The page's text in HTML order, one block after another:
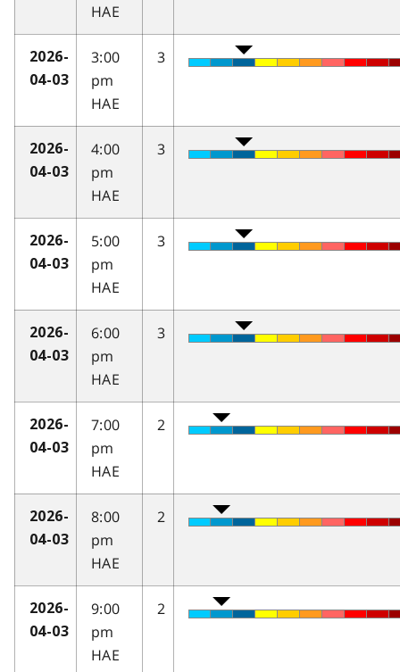
HAE
2026-
04-03
3:00
pm
HAE
3
2026-
04-03
4:00
pm
HAE
3
2026-
04-03
5:00
pm
HAE
3
2026-
04-03
6:00
pm
HAE
3
2026-
04-03
7:00
pm
HAE
2
2026-
04-03
8:00
pm
HAE
2
2026-
04-03
9:00
pm
HAE
2